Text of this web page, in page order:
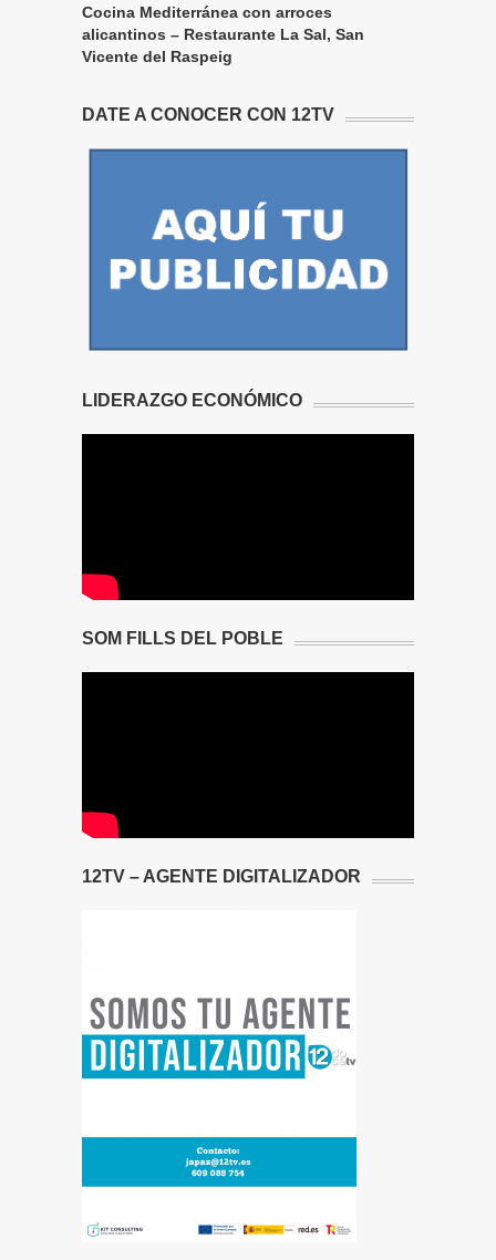
Cocina Mediterránea con arroces
alicantinos – Restaurante La Sal, San
Vicente del Raspeig
DATE A CONOCER CON 12TV
LIDERAZGO ECONÓMICO
SOM FILLS DEL POBLE
12TV – AGENTE DIGITALIZADOR